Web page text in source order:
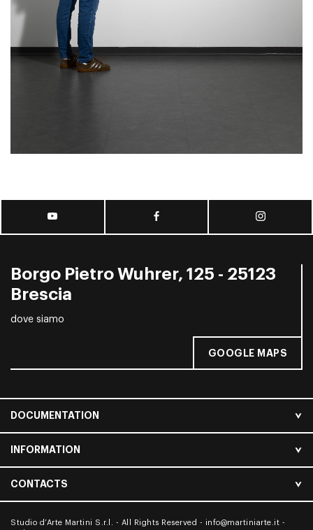
Borgo Pietro Wuhrer, 125 - 25123
Brescia
dove siamo
GOOGLE MAPS
DOCUMENTATION
INFORMATION
CONTACTS
Studio d’Arte Martini S.r.l. - All Rights Reserved - info@martiniarte.it -